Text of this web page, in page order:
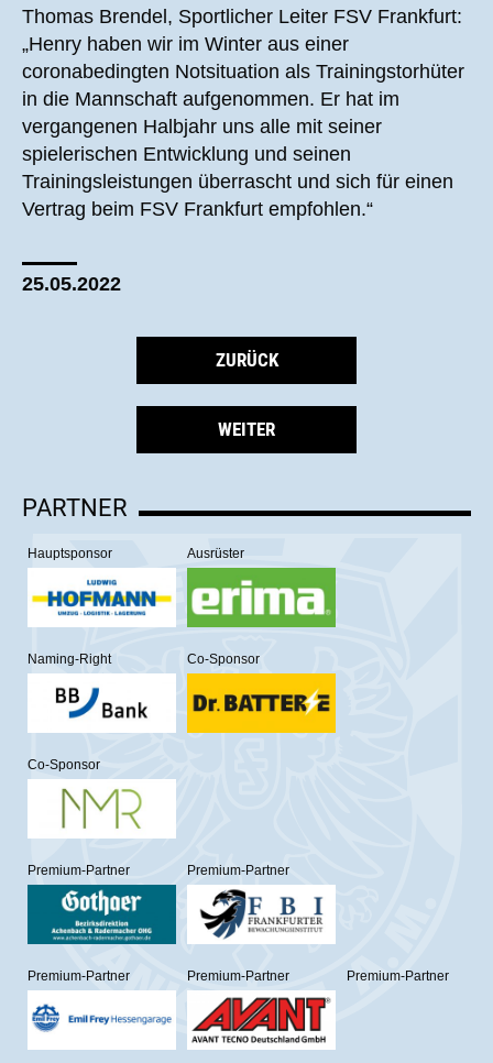
Thomas Brendel, Sportlicher Leiter FSV Frankfurt:
„Henry haben wir im Winter aus einer
coronabedingten Notsituation als Trainingstorhüter
in die Mannschaft aufgenommen. Er hat im
vergangenen Halbjahr uns alle mit seiner
spielerischen Entwicklung und seinen
Trainingsleistungen überrascht und sich für einen
Vertrag beim FSV Frankfurt empfohlen.“
25.05.2022
ZURÜCK
WEITER
PARTNER
Hauptsponsor Ausrüster
Naming-Right Co-Sponsor
Co-Sponsor
Premium-Partner Premium-Partner
Premium-Partner Premium-Partner Premium-Partner